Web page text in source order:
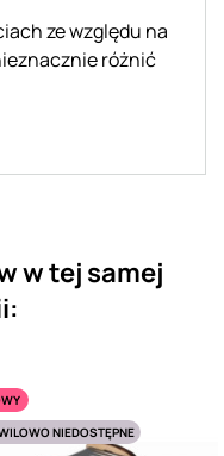
ze względu na
różnić
w tej samej
NIEDOSTĘPNE